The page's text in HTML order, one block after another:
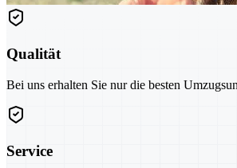
Qualität
Bei uns erhalten Sie nur die besten
Service